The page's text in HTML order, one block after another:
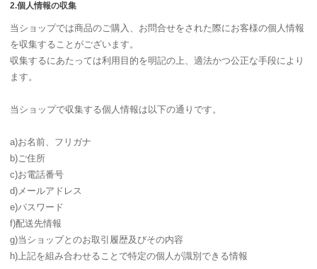
2.個人情報の収集
当ショップでは商品のご購入、お問合せをされた際にお客様の個人情報
を収集することがございます。
収集するにあたっては利用目的を明記の上、適法かつ公正な手段により
ます。
当ショップで収集する個人情報は以下の通りです。
a)お名前、フリガナ
b)ご住所
c)お電話番号
d)メールアドレス
e)パスワード
f)配送先情報
g)当ショップとのお取引履歴及びその内容
h)上記を組み合わせることで特定の個人が識別できる情報